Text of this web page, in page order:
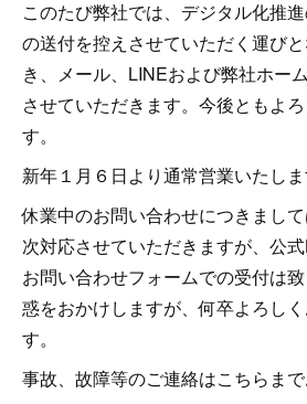
このたび弊社では、デジタル化推
の送付を控えさせていただく運び
き、メール、LINEおよび弊社ホー
させていただきます。今後ともよ
す。
新年１月６日より通常営業いたしま
休業中のお問い合わせにつきまし
次対応させていただきますが、公
お問い合わせフォームでの受付は
惑をおかけしますが、何卒よろし
す。
事故、故障等のご連絡はこちらまで